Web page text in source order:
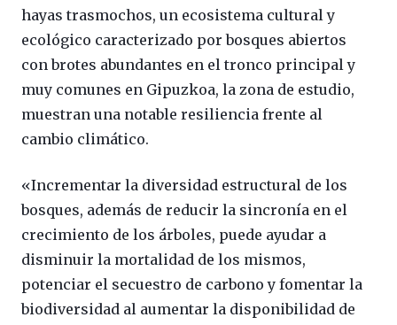
hayas trasmochos, un ecosistema cultural y
ecológico caracterizado por bosques abiertos
con brotes abundantes en el tronco principal y
muy comunes en Gipuzkoa, la zona de estudio,
muestran una notable resiliencia frente al
cambio climático.
«Incrementar la diversidad estructural de los
bosques, además de reducir la sincronía en el
crecimiento de los árboles, puede ayudar a
disminuir la mortalidad de los mismos,
potenciar el secuestro de carbono y fomentar la
biodiversidad al aumentar la disponibilidad de